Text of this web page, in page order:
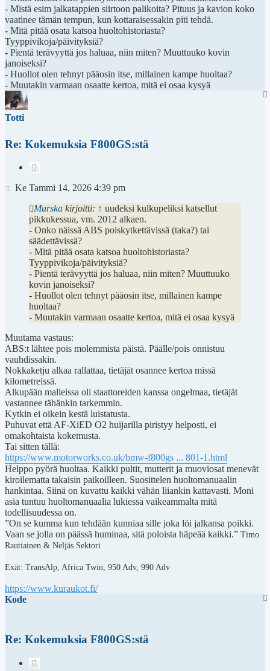
- Mistä esim jalkatappien siirtoon palikoita? Pituus ja kavion koko
vaatinee tämän tempun, kun kottaraisessakin piti tehdä.
- Mitä pitää osata katsoa huoltohistoriasta?
Tyyppivikoja/päivityksiä?
- Pientä terävyyttä jos haluaa, niin miten? Muuttuuko kovin
janoiseksi?
- Huollot olen tehnyt pääosin itse, millainen kampe huoltaa?
- Muutakin varmaan osaatte kertoa, mitä ei osaa kysyä
Totti
Re: Kokemuksia F800GS:stä
Viesti
Ke Tammi 14, 2026 4:39 pm
Murska kirjoitti: ↑ uudeksi kulkupeliksi katsellut
pikkukessua, vm. 2012 alkaen.
- Onko näissä ABS poiskytkettävissä (taka?) tai
säädettävissä?
- Mitä pitää osata katsoa huoltohistoriasta?
Tyyppivikoja/päivityksiä?
- Pientä terävyyttä jos haluaa, niin miten? Muuttuuko
kovin janoiseksi?
- Huollot olen tehnyt pääosin itse, millainen kampe
huoltaa?
- Muutakin varmaan osaatte kertoa, mitä ei osaa kysyä
Muutama vastaus:
ABS:t lähtee pois molemmista päistä. Päälle/pois onnistuu
vauhdissakin.
Nokkaketju alkaa rallattaa, tietäjät osannee kertoa missä
kilometreissä.
Alkupään malleissa oli staattoreiden kanssa ongelmaa, tietäjät
vastannee tähänkin tarkemmin.
Kytkin ei oikein kestä luistatusta.
Puhuvat että AF-XiED O2 huijarilla piristyy helposti, ei
omakohtaista kokemusta.
Tai sitten tällä:
https://www.motorworks.co.uk/bmw-f800gs ... 801-1.html
Helppo pyörä huoltaa. Kaikki pultit, mutterit ja muoviosat menevät
kiroilematta takaisin paikoilleen. Suosittelen huoltomanuaalin
hankintaa. Siinä on kuvattu kaikki vähän liiankin kattavasti. Moni
asia tuntuu huoltomanuaalia lukiessa vaikeammalta mitä
todellisuudessa on.
”On se kumma kun tehdään kunniaa sille joka löi jalkansa poikki.
Vaan se jolla on päässä huminaa, sitä poloista häpeää kaikki.” Timo
Rautiainen & Neljäs Sektori
Exät: TransAlp, Africa Twin, 950 Adv, 990 Adv
https://www.kuraukot.fi/
Kode
Re: Kokemuksia F800GS:stä